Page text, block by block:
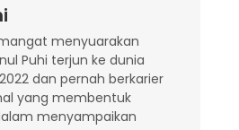
menyuarakan
Puhi terjun ke dunia
dan pernah berkarier
yang membentuk
menyampaikan